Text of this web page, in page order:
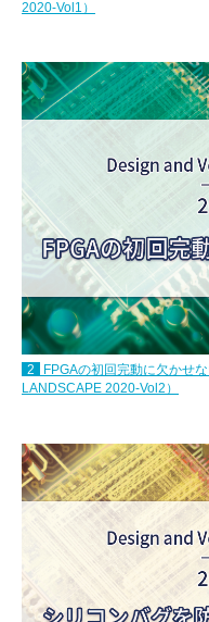
2020-Vol1）
2
FPGAの初回完動に欠かせ
LANDSCAPE 2020-Vol2）